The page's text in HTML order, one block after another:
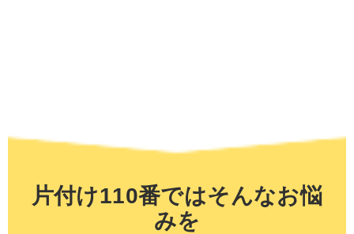
片付け110番ではそんなお悩
みを